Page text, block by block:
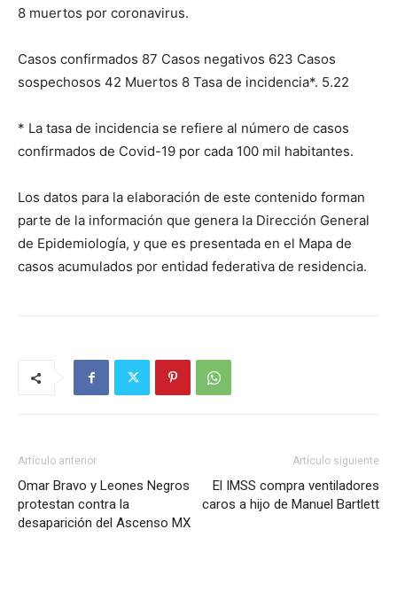
8 muertos por coronavirus.
Casos confirmados 87 Casos negativos 623 Casos
sospechosos 42 Muertos 8 Tasa de incidencia*. 5.22
* La tasa de incidencia se refiere al número de casos
confirmados de Covid-19 por cada 100 mil habitantes.
Los datos para la elaboración de este contenido forman
parte de la información que genera la Dirección General
de Epidemiología, y que es presentada en el Mapa de
casos acumulados por entidad federativa de residencia.
Artículo anterior
Omar Bravo y Leones Negros
protestan contra la
desaparición del Ascenso MX
Artículo siguiente
El IMSS compra ventiladores
caros a hijo de Manuel Bartlett